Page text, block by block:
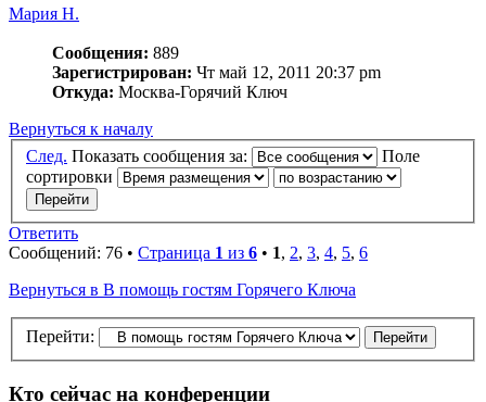
Мария Н.
Сообщения: 889
Зарегистрирован: Чт май 12, 2011 20:37 pm
Откуда: Москва-Горячий Ключ
Вернуться к началу
След. Показать сообщения за:
Поле
сортировки
Ответить
Сообщений: 76 • Страница 1 из 6 • 1, 2, 3, 4, 5, 6
Вернуться в В помощь гостям Горячего Ключа
Перейти:
Кто сейчас на конференции